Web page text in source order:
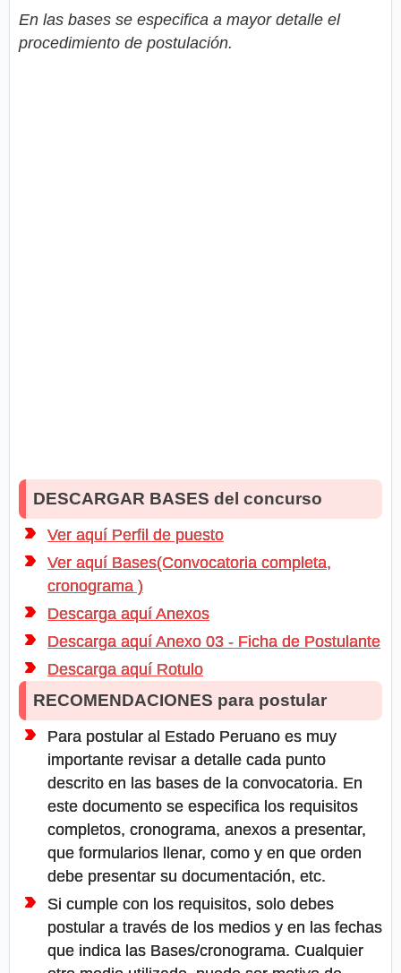
En las bases se especifica a mayor detalle el
procedimiento de postulación.
DESCARGAR BASES del concurso
Ver aquí Perfil de puesto
Ver aquí Bases(Convocatoria completa,
cronograma )
Descarga aquí Anexos
Descarga aquí Anexo 03 - Ficha de Postulante
Descarga aquí Rotulo
RECOMENDACIONES para postular
Para postular al Estado Peruano es muy
importante revisar a detalle cada punto
descrito en las bases de la convocatoria. En
este documento se especifica los requisitos
completos, cronograma, anexos a presentar,
que formularios llenar, como y en que orden
debe presentar su documentación, etc.
Si cumple con los requisitos, solo debes
postular a través de los medios y en las fechas
que indica las Bases/cronograma. Cualquier